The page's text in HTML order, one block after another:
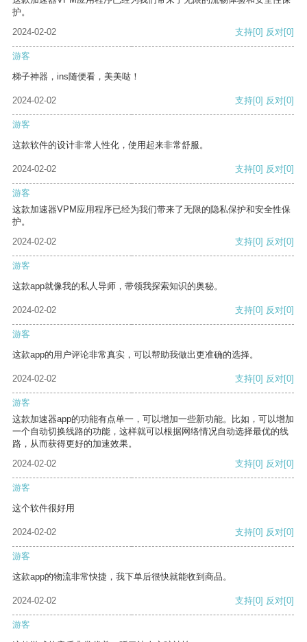
护。
2024-02-02
支持[0] 反对[0]
游客
梯子神器，ins随便看，美美哒！
2024-02-02 支持[0] 反对[0]
游客
这款软件的设计非常人性化，使用起来非常舒服。
2024-02-02 支持[0] 反对[0]
游客
这款加速器VPM应用程序已经为我们带来了无限的隐私保护和安全性保
护。
2024-02-02
支持[0] 反对[0]
游客
这款app就像我的私人导师，带领我探索知识的奥秘。
2024-02-02 支持[0] 反对[0]
游客
这款app的用户评论非常真实，可以帮助我做出更准确的选择。
2024-02-02 支持[0] 反对[0]
游客
这款加速器app的功能有点单一，可以增加一些新功能。比如，可以增加
一个自动切换线路的功能，这样就可以根据网络情况自动选择最优的线
路，从而获得更好的加速效果。
2024-02-02
支持[0] 反对[0]
游客
这个软件很好用
2024-02-02 支持[0] 反对[0]
游客
这款app的物流非常快捷，我下单后很快就能收到商品。
2024-02-02 支持[0] 反对[0]
游客